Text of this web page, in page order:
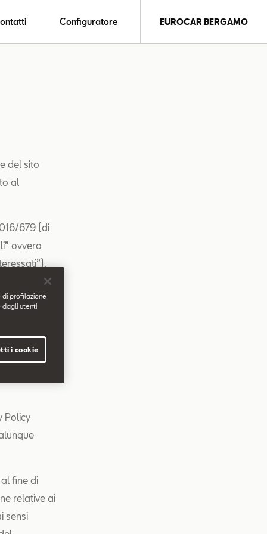
Configuratore EUROCAR BERGAMO
del sito
al
679 (di
ovvero
soggetta
del
siti web
Policy
fine di
relative ai
sensi
di profilazione
dagli utenti
i cookie